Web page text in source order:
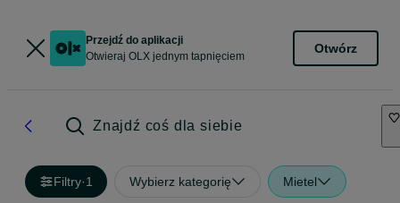
Przejdź do aplikacji
Otwieraj OLX jednym tapnięciem
Otwórz
Znajdź coś dla siebie
Filtry·1 Wybierz kategorię Mietel